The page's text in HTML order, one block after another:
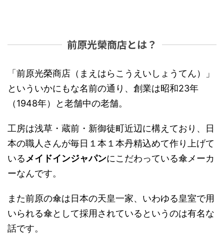
前原光榮商店とは？
「前原光榮商店（まえはらこうえいしょうてん）」
といういかにもな名前の通り、創業は昭和23年
（1948年）と老舗中の老舗。
工房は浅草・蔵前・新御徒町近辺に構えており、日
本の職人さんが毎日１本１本丹精込めて作り上げて
いる メイドインジャパンにこだわっている傘メーカ
ーなんです。
また前原の傘は日本の天皇一家、いわゆる皇室で用
いられる傘として採用されているというのは有名な
話です。